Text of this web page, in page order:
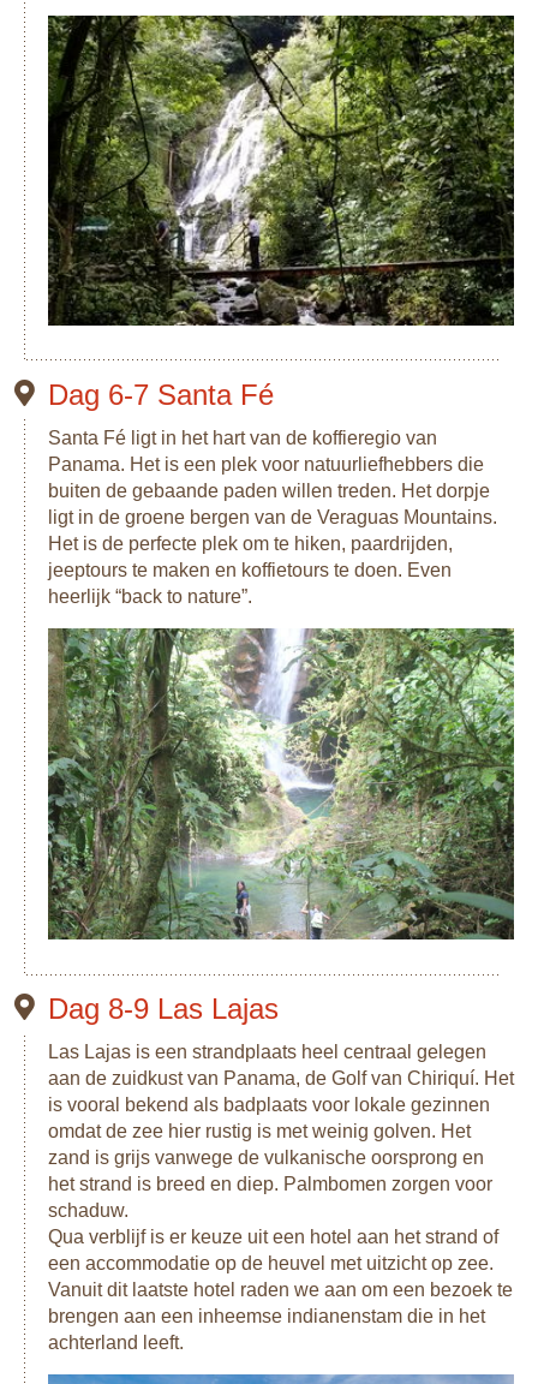
Dag 6-7 Santa Fé
Santa Fé ligt in het hart van de koffieregio van
Panama. Het is een plek voor natuurliefhebbers die
buiten de gebaande paden willen treden. Het dorpje
ligt in de groene bergen van de Veraguas Mountains.
Het is de perfecte plek om te hiken, paardrijden,
jeeptours te maken en koffietours te doen. Even
heerlijk “back to nature”.
Dag 8-9 Las Lajas
Las Lajas is een strandplaats heel centraal gelegen
aan de zuidkust van Panama, de Golf van Chiriquí. Het
is vooral bekend als badplaats voor lokale gezinnen
omdat de zee hier rustig is met weinig golven. Het
zand is grijs vanwege de vulkanische oorsprong en
het strand is breed en diep. Palmbomen zorgen voor
schaduw.
Qua verblijf is er keuze uit een hotel aan het strand of
een accommodatie op de heuvel met uitzicht op zee.
Vanuit dit laatste hotel raden we aan om een bezoek te
brengen aan een inheemse indianenstam die in het
achterland leeft.